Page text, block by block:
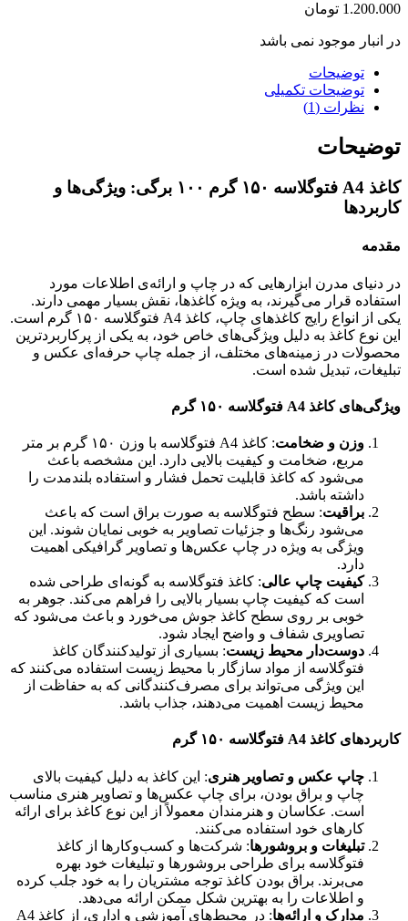
1.200.000 تومان
در انبار موجود نمی باشد
توضیحات
توضیحات تکمیلی
نظرات (1)
توضیحات
کاغذ A4 فتوگلاسه ۱۵۰ گرم ۱۰۰ برگی: ویژگی‌ها و
کاربردها
مقدمه
در دنیای مدرن ابزارهایی که در چاپ و ارائه‌ی اطلاعات مورد
استفاده قرار می‌گیرند، به ویژه کاغذها، نقش بسیار مهمی دارند.
یکی از انواع رایج کاغذهای چاپ، کاغذ A4 فتوگلاسه ۱۵۰ گرم است.
این نوع کاغذ به دلیل ویژگی‌های خاص خود، به یکی از پرکاربردترین
محصولات در زمینه‌های مختلف، از جمله چاپ حرفه‌ای عکس و
تبلیغات، تبدیل شده است.
ویژگی‌های کاغذ A4 فتوگلاسه ۱۵۰ گرم
وزن و ضخامت
: کاغذ A4 فتوگلاسه با وزن ۱۵۰ گرم بر متر
مربع، ضخامت و کیفیت بالایی دارد. این مشخصه باعث
می‌شود که کاغذ قابلیت تحمل فشار و استفاده بلندمدت را
داشته باشد.
براقیت: سطح فتوگلاسه به صورت براق است که باعث
می‌شود رنگ‌ها و جزئیات تصاویر به خوبی نمایان شوند. این
ویژگی به ویژه در چاپ عکس‌ها و تصاویر گرافیکی اهمیت
دارد.
کیفیت چاپ عالی: کاغذ فتوگلاسه به گونه‌ای طراحی شده
است که کیفیت چاپ بسیار بالایی را فراهم می‌کند. جوهر به
خوبی بر روی سطح کاغذ جوش می‌خورد و باعث می‌شود که
تصاویری شفاف و واضح ایجاد شود.
دوست‌دار محیط زیست: بسیاری از تولیدکنندگان کاغذ
فتوگلاسه از مواد سازگار با محیط زیست استفاده می‌کنند که
این ویژگی می‌تواند برای مصرف‌کنندگانی که به حفاظت از
محیط زیست اهمیت می‌دهند، جذاب باشد.
کاربردهای کاغذ A4 فتوگلاسه ۱۵۰ گرم
چاپ عکس و تصاویر هنری: این کاغذ به دلیل کیفیت بالای
چاپ و براق بودن، برای چاپ عکس‌ها و تصاویر هنری مناسب
است. عکاسان و هنرمندان معمولاً از این نوع کاغذ برای ارائه
کارهای خود استفاده می‌کنند.
تبلیغات و بروشورها: شرکت‌ها و کسب‌وکارها از کاغذ
فتوگلاسه برای طراحی بروشورها و تبلیغات خود بهره
می‌برند. براق بودن کاغذ توجه مشتریان را به خود جلب کرده
و اطلاعات را به بهترین شکل ممکن ارائه می‌دهد.
مدارک و ارائه‌ها
: در محیط‌های آموزشی و اداری، از کاغذ A4